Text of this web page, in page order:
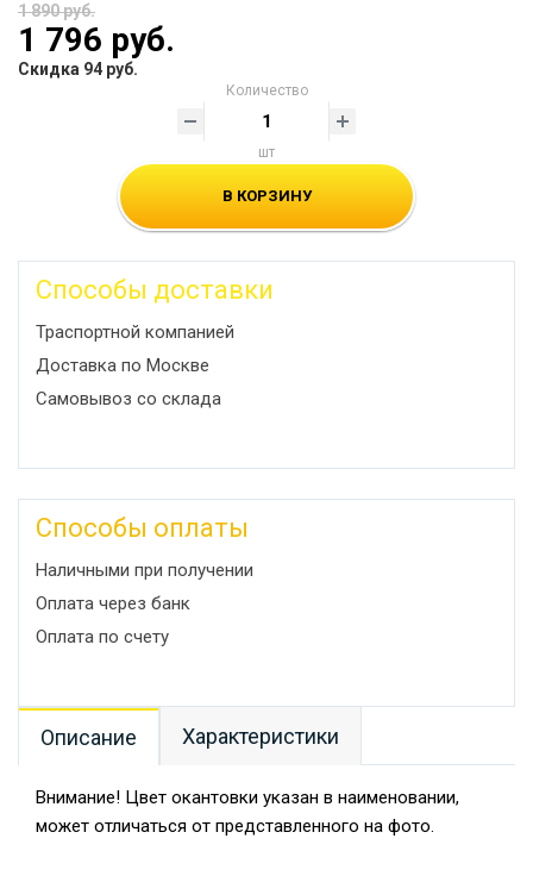
1 890 руб.
1 796 руб.
Скидка 94 руб.
Количество
шт
В КОРЗИНУ
Способы доставки
Траспортной компанией
Доставка по Москве
Самовывоз со склада
Способы оплаты
Наличными при получении
Оплата через банк
Оплата по счету
Описание Характеристики
Внимание! Цвет окантовки указан в наименовании,
может отличаться от представленного на фото.